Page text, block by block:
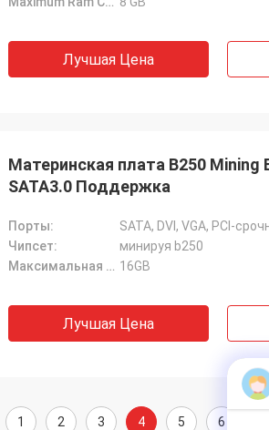
Лучшая Цена
Материнская плата B250 Mining
SATA3.0 Поддержка
Порты:
SATA, DVI, VGA, PCI-
Чипсет:
минируя b250
Максимальная емкость Ram: 16GB
Лучшая Цена
1 2 3 4 5 6